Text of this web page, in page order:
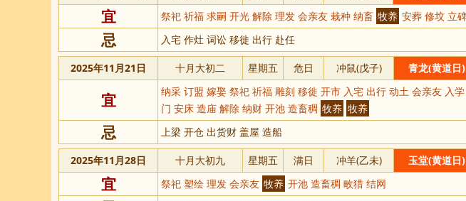
宜 祭祀 祈福 求嗣 开光 解除 理发 会亲友 栽种 纳畜 牧养 安葬 修坟 立
忌 入宅 作灶 词讼 移徙 出行 赴任
2025年11月21日 十月大初二 星期五 危日 冲鼠(戊子) 青龙(黄道日)
宜
纳采 订盟 嫁娶 祭祀 祈福 雕刻 移徙 开市 入宅 出行 动土 会亲友 入
门 安床 造庙 解除 纳财 开池 造畜稠 牧养 牧养
忌 上梁 开仓 出货财 盖屋 造船
2025年11月28日 十月大初九 星期五 满日 冲羊(乙未) 玉堂(黄道日)
宜 祭祀 塑绘 理发 会亲友 牧养 开池 造畜稠 畋猎 结网